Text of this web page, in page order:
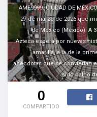
AME9999. CIUDAD DE
27 de marzo de 2026 que
de México (México). A
Azteca espera por nuevas
amarilla, a la de la
anécdotas que se conviertan
sido palco
0
COMPARTIDO